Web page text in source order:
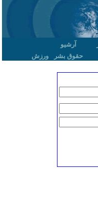
آرشیو
حقوق بشر ورزش